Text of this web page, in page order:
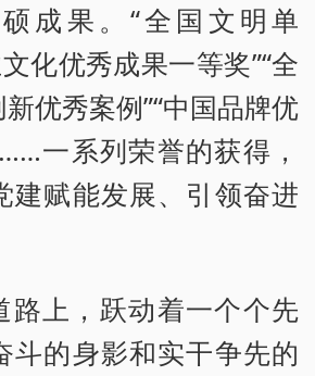
成果。“全国文明单
化优秀成果一等奖”“全
优秀案例”“中国品牌优
一系列荣誉的获得，
建赋能发展、引领奋进
路上，跃动着一个个先
斗的身影和实干争先的